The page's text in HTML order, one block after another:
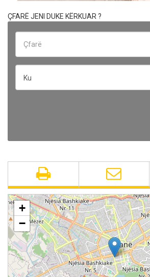
ÇFARË JENI DUKE KËRKUAR ?
Ku
+
−